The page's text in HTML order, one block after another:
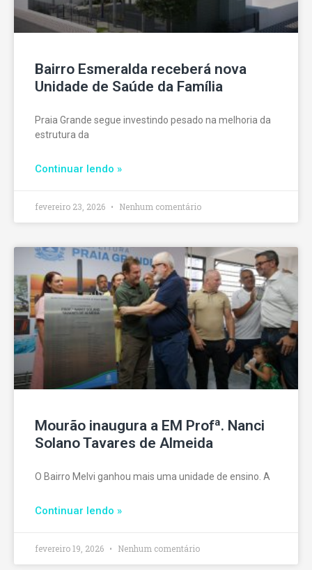
Bairro Esmeralda receberá nova
Unidade de Saúde da Família
Praia Grande segue investindo pesado na melhoria da
estrutura da
Continuar lendo »
fevereiro 23, 2026 Nenhum comentário
Mourão inaugura a EM Profª. Nanci
Solano Tavares de Almeida
O Bairro Melvi ganhou mais uma unidade de ensino. A
Continuar lendo »
fevereiro 19, 2026 Nenhum comentário